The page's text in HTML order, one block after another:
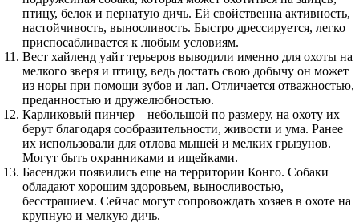
птицу, белок и пернатую дичь. Ей свойственна активность,
настойчивость, выносливость. Быстро дрессируется, легко
приспосабливается к любым условиям.
Вест хайленд уайт терьеров выводили именно для охоты на
мелкого зверя и птицу, ведь достать свою добычу он может
из норы при помощи зубов и лап. Отличается отважностью,
преданностью и дружелюбностью.
Карликовый пинчер – небольшой по размеру, на охоту их
берут благодаря сообразительности, живости и ума. Ранее
их использовали для отлова мышей и мелких грызунов.
Могут быть охранниками и ищейками.
Басенджи появились еще на территории Конго. Собаки
обладают хорошим здоровьем, выносливостью,
бесстрашием. Сейчас могут сопровождать хозяев в охоте на
крупную и мелкую дичь.